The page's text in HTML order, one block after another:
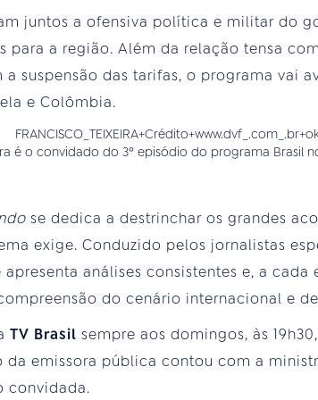
juntos a ofensiva política e militar do
para a região. Além da relação tensa
a suspensão das tarifas, o programa vai
e Colômbia.
é o convidado do 3º episódio do programa Brasil
se dedica a destrinchar os grandes
exige. Conduzido pelos jornalistas
apresenta análises consistentes e, a
do cenário internacional e
TV Brasil sempre aos domingos, às
da emissora pública contou com a
convidada.